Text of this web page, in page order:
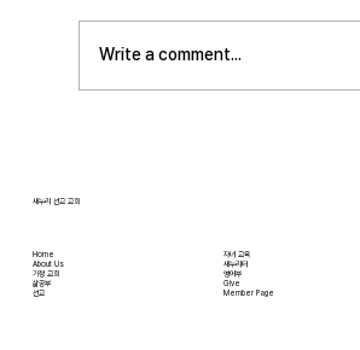
Write a comment...
Home
About Us
​가정 교회
​삶공부
​선교
자녀 교육
새누리터
영어부
Give
Member Page
새누리 선교 교회